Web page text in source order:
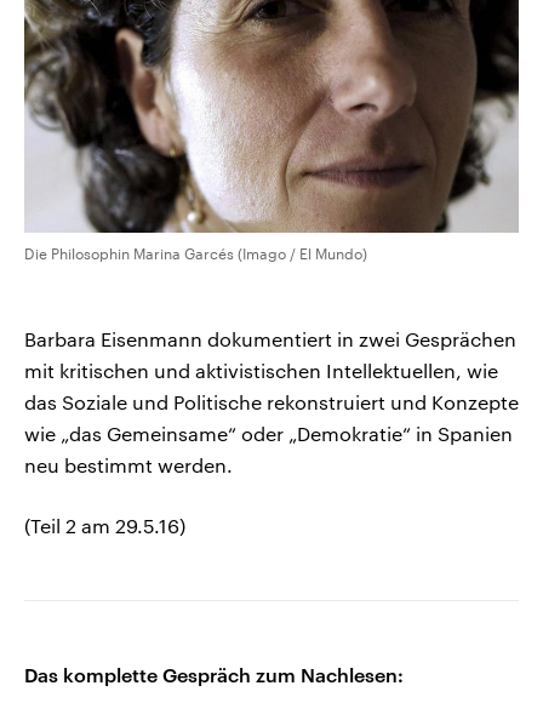
Die Philosophin Marina Garcés (Imago / El Mundo)
Barbara Eisenmann dokumentiert in zwei Gesprächen
mit kritischen und aktivistischen Intellektuellen, wie
das Soziale und Politische rekonstruiert und Konzepte
wie „das Gemeinsame“ oder „Demokratie“ in Spanien
neu bestimmt werden.
(Teil 2 am 29.5.16)
Das komplette Gespräch zum Nachlesen: